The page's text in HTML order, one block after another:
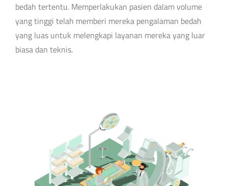
bedah tertentu. Memperlakukan pasien dalam volume
yang tinggi telah memberi mereka pengalaman bedah
yang luas untuk melengkapi layanan mereka yang luar
biasa dan teknis.